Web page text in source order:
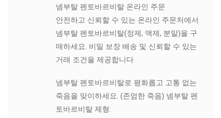
넴부탈 펜토바르비탈 온라인 주문
안전하고 신뢰할 수 있는 온라인 주문처에서
넴부탈 펜토바르비탈(정제, 액제, 분말)을 구
매하세요. 비밀 보장 배송 및 신뢰할 수 있는
거래 조건을 제공합니다.
넴부탈 펜토바르비탈로 평화롭고 고통 없는
죽음을 맞이하세요. (존엄한 죽음) 넴부탈 펜
토바르비탈 제형: